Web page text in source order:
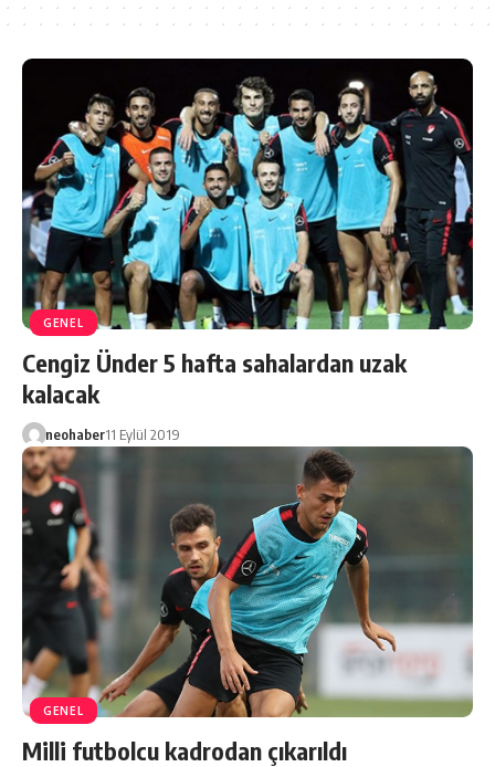
GENEL
Cengiz Ünder 5 hafta sahalardan uzak
kalacak
neohaber11 Eylül 2019
GENEL
Milli futbolcu kadrodan çıkarıldı